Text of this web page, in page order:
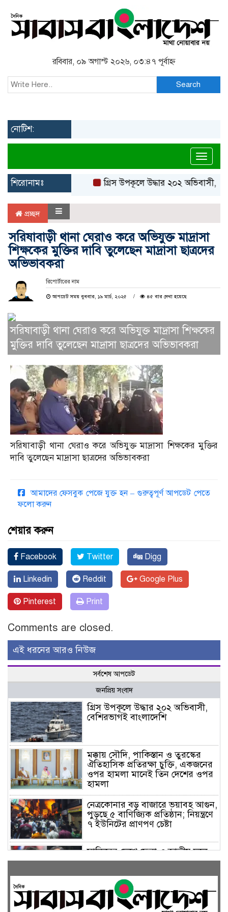
রবিবার, ০৯ অগাস্ট ২০২৬, ০৩:৪৭ পূর্বাহ্ন
Search
নোটিশ:
শিরোনামঃ গ্রিস উপকূলে উদ্ধার ২০২ অভিবাসী,
প্রচ্ছদ
সরিষাবাড়ী থানা ঘেরাও করে অভিযুক্ত মাদ্রাসা
শিক্ষকের মুক্তির দাবি তুলেছেন মাদ্রাসা ছাত্রদের
অভিভাবকরা
রিপোর্টারের নাম
আপডেট সময় বুধবার, ১৯ মার্চ, ২০২৫ ৪৫ বার দেখা হয়েছে
সরিষাবাড়ী থানা ঘেরাও করে অভিযুক্ত মাদ্রাসা শিক্ষকের
মুক্তির দাবি তুলেছেন মাদ্রাসা ছাত্রদের অভিভাবকরা
সরিষাবাড়ী থানা ঘেরাও করে অভিযুক্ত মাদ্রাসা শিক্ষকের মুক্তির
দাবি তুলেছেন মাদ্রাসা ছাত্রদের অভিভাবকরা
আমাদের ফেসবুক পেজে যুক্ত হন – গুরুত্বপূর্ণ আপডেট পেতে
ফলো করুন
শেয়ার করুন
Facebook Twitter Digg
Linkedin Reddit Google Plus
Pinterest Print
Comments are closed.
এই ধরনের আরও নিউজ
সর্বশেষ আপডেট
জনপ্রিয় সংবাদ
গ্রিস উপকূলে উদ্ধার ২০২ অভিবাসী,
বেশিরভাগই বাংলাদেশি
মক্কায় সৌদি, পাকিস্তান ও তুরস্কের
ঐতিহাসিক প্রতিরক্ষা চুক্তি, একজনের
ওপর হামলা মানেই তিন দেশের ওপর
হামলা
নেত্রকোনার বড় বাজারে ভয়াবহ আগুন,
পুড়ছে ৫ বাণিজ্যিক প্রতিষ্ঠান; নিয়ন্ত্রণে
৭ ইউনিটের প্রাণপণ চেষ্টা
সাকিবের দেশে ফেরা ও জাতীয় দলে
ফেরার সম্ভাবনা নেই, ইঙ্গিত ক্রীড়া
ফেসবুকে যুক্ত হলো বিকাশ, সহজ
হলো ডিজিটাল পেমেন্ট